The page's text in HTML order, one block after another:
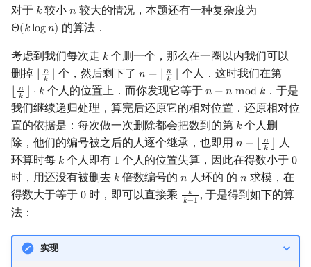
洲阁筛
类欧几里德算法
Meissel–Lehmer 算法
连分数
Stern–Brocot 树与 Farey
二次域
LGV 引理
最大团搜索算法
支配树
图上随机游走
对于 𝑘
k 较小𝑛
n 较大的情况，本题还有一种复杂度为
Θ(𝑘log𝑛)
Θ(klogn) 的算法．
考虑到我们每次走 𝑘
k 个删一个，那么在一圈以内我们可以
删掉 ⌊ 𝑛
𝑘 ⌋
nk 个，然后剩下了𝑛 − ⌊ 𝑛
𝑘 ⌋
n −⌊n k⌋ 个人．这时我们在第
⌊ 𝑛
𝑘 ⌋ ⋅ 𝑘
nk k 个人的位置上．而你发现它等于𝑛 −𝑛 mod 𝑘
n −n modk
．于是
我们继续递归处理，算完后还原它的相对位置．还原相对位
置的依据是：每次做一次删除都会把数到的第 𝑘
k 个人删
除，他们的编号被之后的人逐个继承，也即用 𝑛 − ⌊ 𝑛
𝑘 ⌋
n −⌊n k⌋
人
环算时每 𝑘
k 个人即有 1
1 个人的位置失算，因此在得数小于0
0
时，用还没有被删去 𝑘
k 倍数编号的𝑛
n 人环的 的 𝑛
n 求模，在
得数大于等于 0
0 时，即可以直接乘 𝑘
𝑘−1
kk−1, 于是得到如下的算
法：
实现